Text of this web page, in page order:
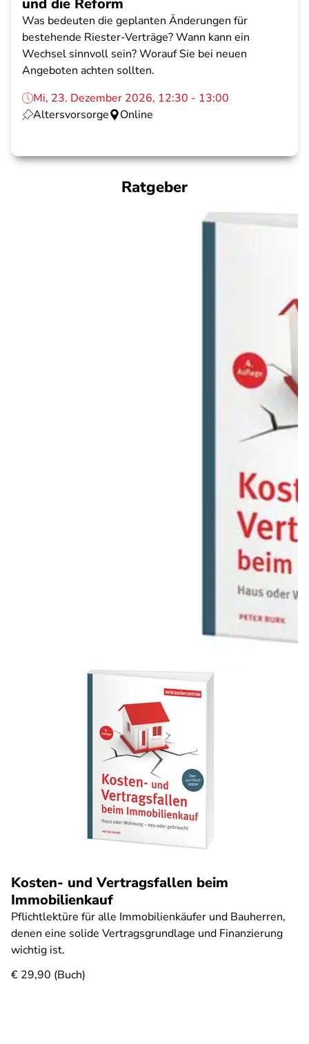
und die Reform
Was bedeuten die geplanten Änderungen für
bestehende Riester-Verträge? Wann kann ein
Wechsel sinnvoll sein? Worauf Sie bei neuen
Angeboten achten sollten.
Mi, 23. Dezember 2026, 12:30 - 13:00
Altersvorsorge
Online
Ratgeber
Kosten- und Vertragsfallen beim
Immobilienkauf
Pflichtlektüre für alle Immobilienkäufer und Bauherren,
denen eine solide Vertragsgrundlage und Finanzierung
wichtig ist.
€ 29,90 (Buch)